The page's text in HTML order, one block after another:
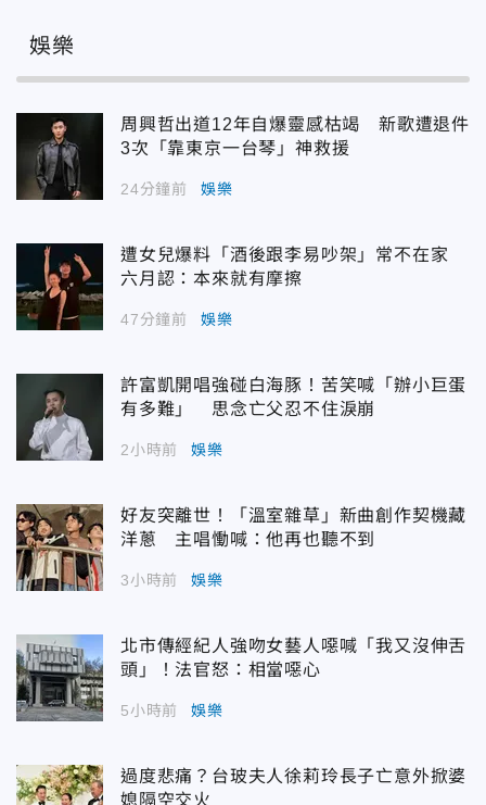
娛樂
周興哲出道12年自爆靈感枯竭 新歌遭退件
3次「靠東京一台琴」神救援
24分鐘前 娛樂
遭女兒爆料「酒後跟李易吵架」常不在家
六月認：本來就有摩擦
47分鐘前 娛樂
許富凱開唱強碰白海豚！苦笑喊「辦小巨蛋
有多難」 思念亡父忍不住淚崩
2小時前 娛樂
好友突離世！「溫室雜草」新曲創作契機藏
洋蔥 主唱慟喊：他再也聽不到
3小時前 娛樂
北市傳經紀人強吻女藝人噁喊「我又沒伸舌
頭」！法官怒：相當噁心
5小時前 娛樂
過度悲痛？台玻夫人徐莉玲長子亡意外掀婆
媳隔空交火